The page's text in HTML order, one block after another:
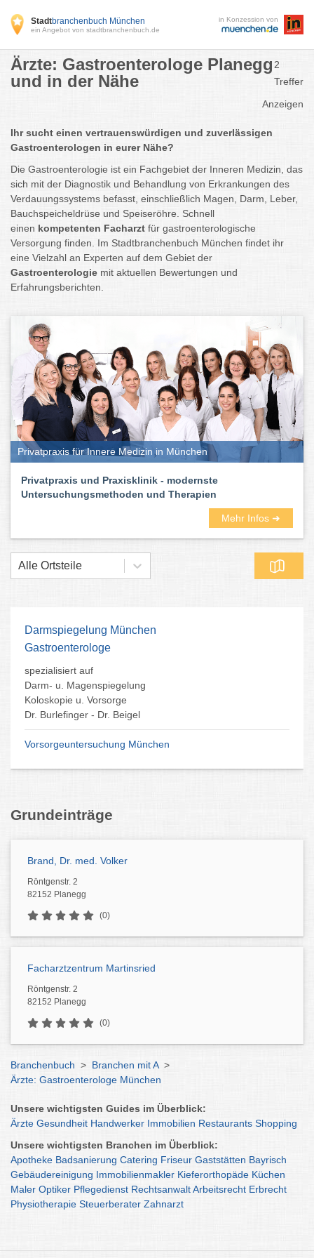
Stadtbranchenbuch München
ein Angebot von stadtbranchenbuch.de
in Konzession von
Ärzte: Gastroenterologe Planegg
und in der Nähe
2
Treffer
Anzeigen
Ihr sucht einen vertrauenswürdigen und zuverlässigen
Gastroenterologen in eurer Nähe?
Die Gastroenterologie ist ein Fachgebiet der Inneren Medizin, das
sich mit der Diagnostik und Behandlung von Erkrankungen des
Verdauungssystems befasst, einschließlich Magen, Darm, Leber,
Bauchspeicheldrüse und Speiseröhre. Schnell
einen kompetenten Facharzt für gastroenterologische
Versorgung finden. Im Stadtbranchenbuch München findet ihr
eine Vielzahl an Experten auf dem Gebiet der
Gastroenterologie mit aktuellen Bewertungen und
Erfahrungsberichten.
Privatpraxis für Innere Medizin in München
Privatpraxis und Praxisklinik - modernste
Untersuchungsmethoden und Therapien
Mehr Infos ➜
Alle Ortsteile
Darmspiegelung München
Gastroenterologe
spezialisiert auf
Darm- u. Magenspiegelung
Koloskopie u. Vorsorge
Dr. Burlefinger - Dr. Beigel
Vorsorgeuntersuchung München
Grundeinträge
Brand, Dr. med. Volker
Röntgenstr. 2
82152 Planegg
(0)
Facharztzentrum Martinsried
Röntgenstr. 2
82152 Planegg
(0)
Branchenbuch > Branchen mit A >
Ärzte: Gastroenterologe München
Unsere wichtigsten Guides im Überblick:
Ärzte Gesundheit Handwerker Immobilien Restaurants Shopping
Unsere wichtigsten Branchen im Überblick:
Apotheke Badsanierung Catering Friseur Gaststätten Bayrisch
Gebäudereinigung Immobilienmakler Kieferorthopäde Küchen
Maler Optiker Pflegedienst RechtsanwaltArbeitsrecht Erbrecht
Physiotherapie Steuerberater Zahnarzt